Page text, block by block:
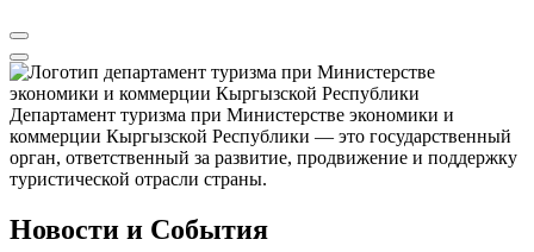
Департамент туризма при Министерстве экономики и
коммерции Кыргызской Республики — это государственный
орган, ответственный за развитие, продвижение и поддержку
туристической отрасли страны.
Новости и События